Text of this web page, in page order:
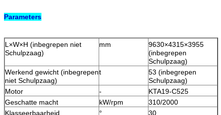
Parameters
L×W×H (inbegrepen niet
Schulpzaag)
mm
9630×4315×3955
(inbegrepen
Schulpzaag)
Werkend gewicht (inbegrepen
niet Schulpzaag)
t
53 (inbegrepen
Schulpzaag)
Motor
-
KTA19-C525
Geschatte macht
kW/rpm
310/2000
Klasseerbaarheid
°
30